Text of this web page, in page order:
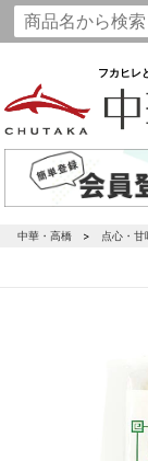
フカヒレ
中華・高橋 点心・甘